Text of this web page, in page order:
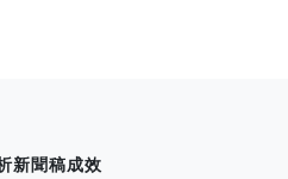
新聞稿成效